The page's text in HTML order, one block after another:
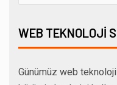
WEB TEKNOLOJI
Günümüz web